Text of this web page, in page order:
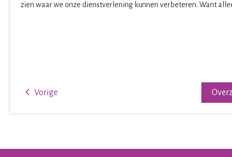
zien waar we onze dienstverlening kunnen verbeteren. Want
Vorige